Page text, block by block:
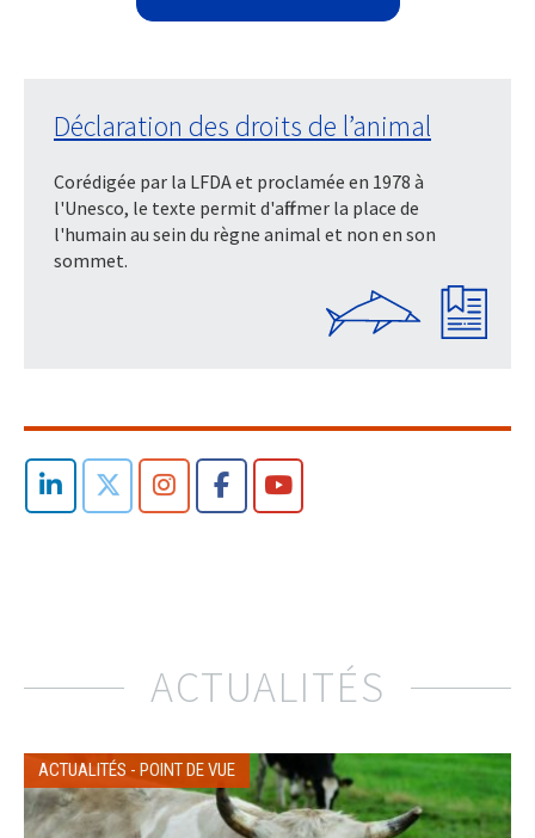
Déclaration des droits de l’animal
Corédigée par la LFDA et proclamée en 1978 à
l'Unesco, le texte permit d'affirmer la place de
l'humain au sein du règne animal et non en son
sommet.
ACTUALITÉS
ACTUALITÉS - POINT DE VUE